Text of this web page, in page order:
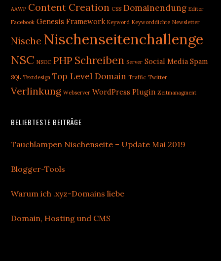
AAWP Content Creation CSS Domainendung Editor
Facebook Genesis Framework Keyword Keyworddichte Newsletter
Nische Nischenseitenchallenge
NSC NSOC PHP Schreiben Server Social Media Spam
SQL Textdesign Top Level Domain Traffic Twitter
Verlinkung Webserver WordPress Plugin Zeitmanagment
BELIEBTESTE BEITRÄGE
Tauchlampen Nischenseite – Update Mai 2019
Blogger-Tools
Warum ich .xyz-Domains liebe
Domain, Hosting und CMS